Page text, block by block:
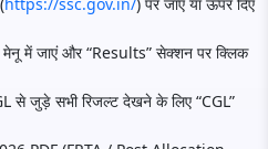
मेनू में जाएं और “Results” सेक्शन पर क्लिक
से जुड़े सभी रिजल्ट देखने के लिए “CGL”